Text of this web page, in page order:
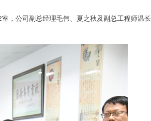
，公司副总经理毛伟、夏之秋及副总工程师温长